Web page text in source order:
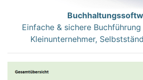
Einfache & sichere
Kleinunternehmer,